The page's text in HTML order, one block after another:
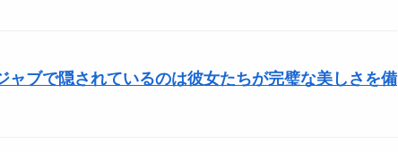
ャブで隠されているのは彼女たちが完璧な美しさを備